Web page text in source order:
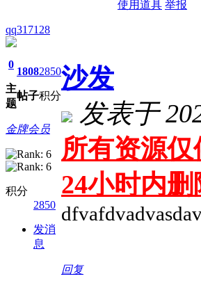
使用道具 举报
qq317128
0
主
题
1808
帖子
2850
积分
金牌会员
积分
2850
发消
息
沙发
发表于
所有资源
24小时内
回复